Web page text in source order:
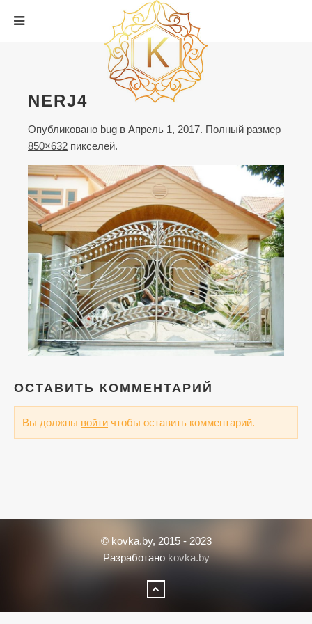
NERJ4
Опубликовано bug в Апрель 1, 2017. Полный размер
850×632 пикселей.
ОСТАВИТЬ КОММЕНТАРИЙ
Вы должны войти чтобы оставить комментарий.
© kovka.by, 2015 - 2023
Разработано kovka.by